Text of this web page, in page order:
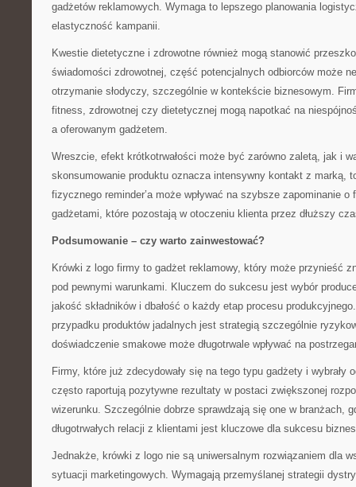
gadżetów reklamowych. Wymaga to lepszego planowania
elastyczność kampanii.
Kwestie dietetyczne i zdrowotne również mogą stanowić
świadomości zdrowotnej, część potencjalnych odbiorców może
otrzymanie słodyczy, szczególnie w kontekście biznesowym.
fitness, zdrowotnej czy dietetycznej mogą napotkać na
a oferowanym gadżetem.
Wreszcie, efekt krótkotrwałości może być zarówno zaletą, jak i
skonsumowanie produktu oznacza intensywny kontakt z marką,
fizycznego reminder’a może wpływać na szybsze zapominanie o
gadżetami, które pozostają w otoczeniu klienta przez dłuższy
Podsumowanie – czy warto zainwestować?
Krówki z logo firmy to gadżet reklamowy, który może przynieść
pod pewnymi warunkami. Kluczem do sukcesu jest wybór
jakość składników i dbałość o każdy etap procesu
przypadku produktów jadalnych jest strategią szczególnie
doświadczenie smakowe może długotrwale wpływać na
Firmy, które już zdecydowały się na tego typu gadżety i wybrały
często raportują pozytywne rezultaty w postaci zwiększonej
wizerunku. Szczególnie dobrze sprawdzają się one w branżach,
długotrwałych relacji z klientami jest kluczowe dla sukcesu
Jednakże, krówki z logo nie są uniwersalnym rozwiązaniem dla
sytuacji marketingowych. Wymagają przemyślanej strategii